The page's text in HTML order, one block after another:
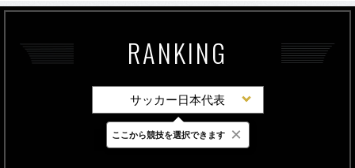
RANKING
サッカー日本代表
最新 24時間 週間
ここから競技を選択できます ×